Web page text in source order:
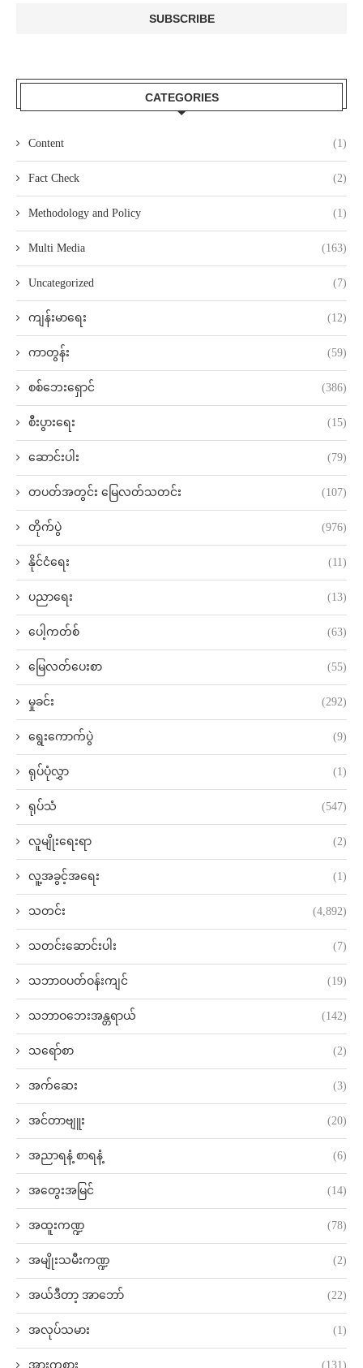
CATEGORIES
Content (1)
Fact Check (2)
Methodology and Policy (1)
Multi Media (163)
Uncategorized (7)
ကျန်းမာရေး (12)
ကာတွန်း (59)
စစ်ဘေးရှောင် (386)
စီးပွားရေး (15)
ဆောင်းပါး (79)
တပတ်အတွင်း မြေလတ်သတင်း (107)
တိုက်ပွဲ (976)
နိုင်ငံရေး (11)
ပညာရေး (13)
ပေါ့ကတ်စ် (63)
မြေလတ်ပေးစာ (55)
မှုခင်း (292)
ရွေးကောက်ပွဲ (9)
ရုပ်ပုံလွှာ (1)
ရုပ်သံ (547)
လူမျိုးရေးရာ (2)
လူ့အခွင့်အရေး (1)
သတင်း (4,892)
သတင်းဆောင်းပါး (7)
သဘာဝပတ်ဝန်းကျင် (19)
သဘာဝဘေးအန္တရာယ် (142)
သရော်စာ (2)
အက်ဆေး (3)
အင်တာဗျူး (20)
အညာရနံ့ စာရနံ့ (6)
အတွေးအမြင် (14)
အထူးကဏ္ဍ (78)
အမျိုးသမီးကဏ္ဍ (2)
အယ်ဒီတာ့ အာဘော် (22)
အလုပ်သမား (1)
အားကစား (131)